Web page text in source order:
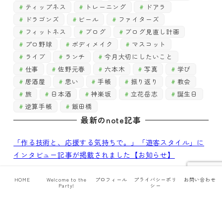
ティップネス
トレーニング
ドアラ
ドラゴンズ
ビール
ファイターズ
フィットネス
ブログ
ブログ見直し計画
プロ野球
ボディメイク
マスコット
ライブ
ランチ
今月大切にしたいこと
仕事
佐野元春 六本木 写真
学び
居酒屋
思い 手帳 振り返り
教会
旅
日本酒 神楽坂 立花岳志
誕生日
逆算手帳
飯田橋
最新のnote記事
「作る技術と、応援する気持ちで。」「遊客スタイル」に
インタビュー記事が掲載されました【お知らせ】
書けなくても、書いてみよう、再び。
HOME
Welcome to the
Party!
プロフィール
プライバシーポリ
シー
お問い合わせ